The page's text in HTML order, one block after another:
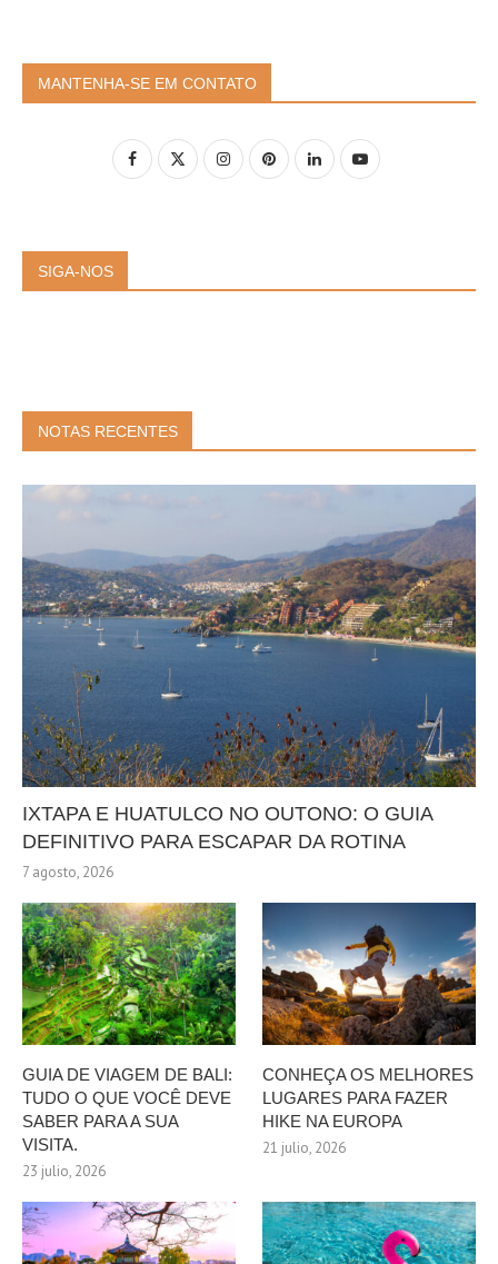
MANTENHA-SE EM CONTATO
SIGA-NOS
NOTAS RECENTES
IXTAPA E HUATULCO NO OUTONO: O GUIA
DEFINITIVO PARA ESCAPAR DA ROTINA
7 agosto, 2026
GUIA DE VIAGEM DE BALI:
TUDO O QUE VOCÊ DEVE
SABER PARA A SUA
VISITA.
23 julio, 2026
CONHEÇA OS MELHORES
LUGARES PARA FAZER
HIKE NA EUROPA
21 julio, 2026